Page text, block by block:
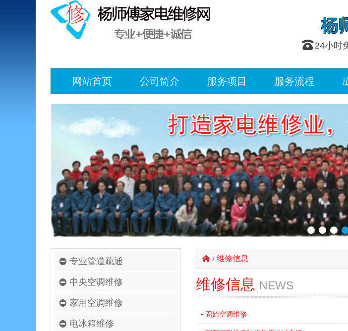
󰇯 24小时
网站首页 公司简介 服务项目 服务流程
专业管道疏通
中央空调维修
家用空调维修
电冰箱维修
󰄫› 维修信息
维修信息 NEWS
• 固始空调维修